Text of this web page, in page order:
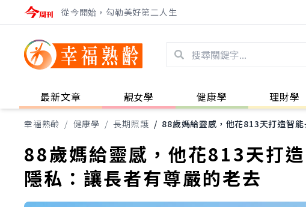
從今開始，勾勒美好第二人生
最新文章 靚女學 健康學 理財學
幸福熟齡 / 健康學 / 長期照護 / 88歲媽給靈感，他花813天打造智
88歲媽給靈感，他花813天打
隱私：讓長者有尊嚴的老去